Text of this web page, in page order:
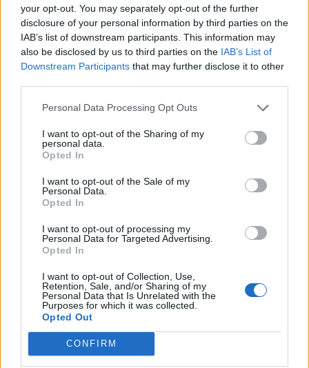
your opt-out. You may separately opt-out of the further
disclosure of your personal information by third parties on the
IAB’s list of downstream participants. This information may
also be disclosed by us to third parties on the IAB’s List of
Downstream Participants that may further disclose it to other
Personal Data Processing Opt Outs
I want to opt-out of the Sharing of my
personal data.
Opted In
I want to opt-out of the Sale of my
Personal Data.
Opted In
I want to opt-out of processing my
Personal Data for Targeted Advertising.
Opted In
I want to opt-out of Collection, Use,
Retention, Sale, and/or Sharing of my
Personal Data that Is Unrelated with the
Purposes for which it was collected.
Opted Out
CONFIRM
tisztviselők szombaton arról számoltak be, hogy péntek óta
nem lehet kapcsolatba lépni Hásem Szafieddinnel, Haszan
Naszrallah nemrégiben légicsapásban megölt Hezbollah-
vezető lehetséges utódjával. Izrael csütörtök este
nagyszabású...
A keresett cikk a portfolio.hu hírarchívumához
tartozik, melynek olvasása előfizetéses
regisztrációhoz kötött.
Az előfizetés a következőket tartalmazza:
Kötéslisták: BÉT elmúlt 2 év napon belüli
kötéslistái
Előfizetés
MÁR ELŐFIZETŐNK VAGY?